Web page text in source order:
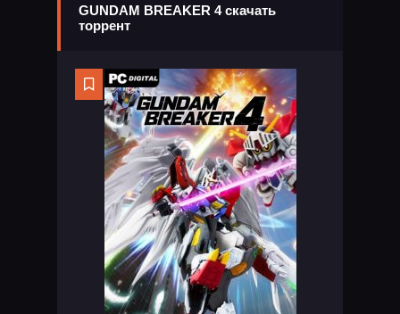
GUNDAM BREAKER 4 скачать
торрент